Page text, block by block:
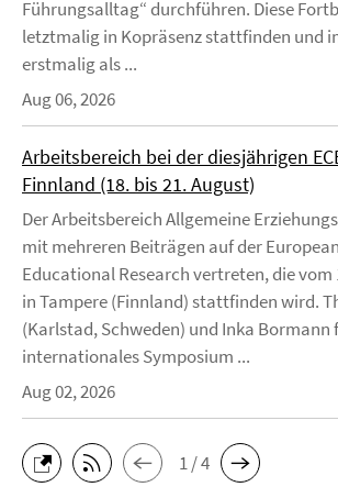
Führungsalltag“ durchführen. Diese
letztmalig in Kopräsenz stattfinden und
erstmalig als ...
Aug 06, 2026
Arbeitsbereich bei der diesjährigen
Finnland (18. bis 21. August)
Der Arbeitsbereich Allgemeine
mit mehreren Beiträgen auf der
Educational Research vertreten, die vom
in Tampere (Finnland) stattfinden wird.
(Karlstad, Schweden) und Inka Bormann
internationales Symposium ...
Aug 02, 2026
1 / 4